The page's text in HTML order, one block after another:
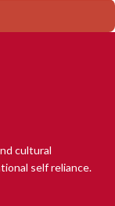
cultural
self reliance.